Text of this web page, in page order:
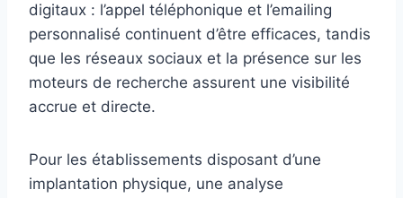
digitaux : l’appel téléphonique et l’emailing
personnalisé continuent d’être efficaces, tandis
que les réseaux sociaux et la présence sur les
moteurs de recherche assurent une visibilité
accrue et directe.
Pour les établissements disposant d’une
implantation physique, une analyse